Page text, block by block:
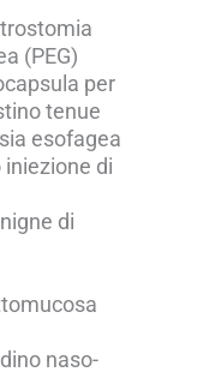
(PEG)
per
tenue
esofagea
di
di
naso-